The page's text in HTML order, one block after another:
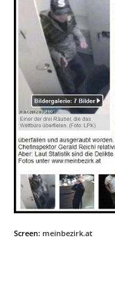
Screen: meinbezirk.at